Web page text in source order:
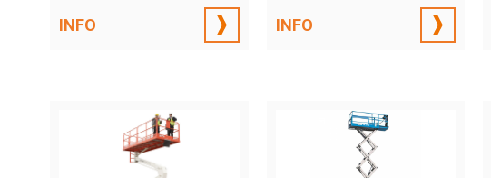
INFO INFO